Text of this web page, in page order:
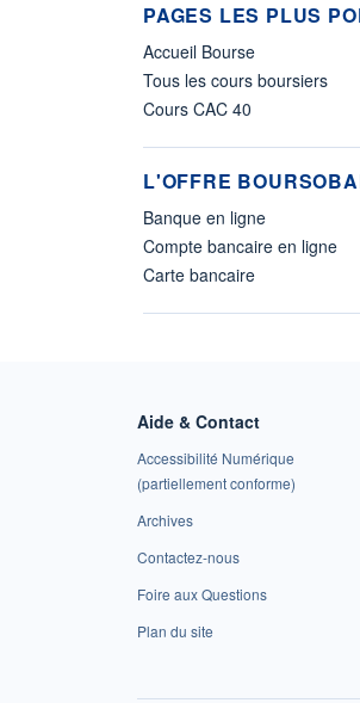
PAGES LES PLUS
Accueil Bourse
Tous les cours boursiers
Cours CAC 40
L'OFFRE
Banque en ligne
Compte bancaire en ligne
Carte bancaire
Aide & Contact
Accessibilité Numérique
(partiellement conforme)
Archives
Contactez-nous
Foire aux Questions
Plan du site